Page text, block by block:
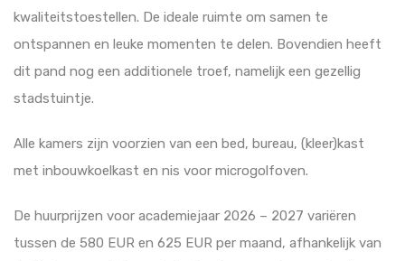
kwaliteitstoestellen. De ideale ruimte om samen te
ontspannen en leuke momenten te delen. Bovendien heeft
dit pand nog een additionele troef, namelijk een gezellig
stadstuintje.
Alle kamers zijn voorzien van een bed, bureau, (kleer)kast
met inbouwkoelkast en nis voor microgolfoven.
De huurprijzen voor academiejaar 2026 – 2027 variëren
tussen de 580 EUR en 625 EUR per maand, afhankelijk van